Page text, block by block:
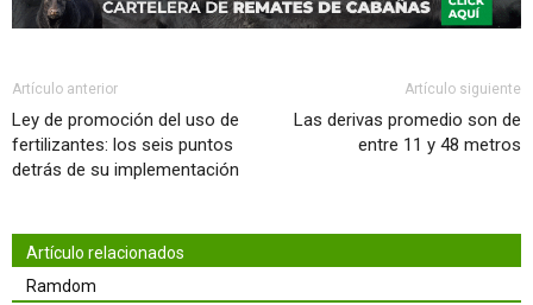
Artículo anterior
Ley de promoción del uso de
fertilizantes: los seis puntos
detrás de su implementación
Artículo siguiente
Las derivas promedio son de
entre 11 y 48 metros
Artículo relacionados
Ramdom